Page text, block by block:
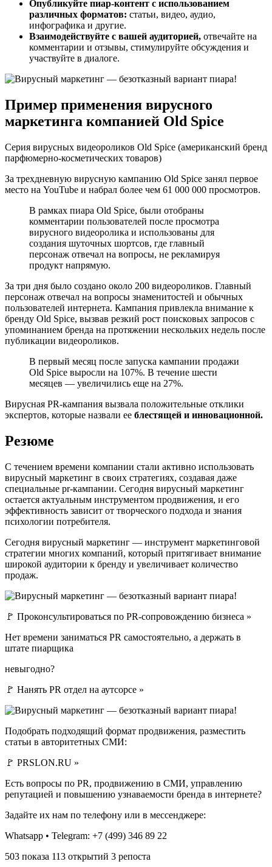
Опубликуйте пиар-контент с использованием
различных форматов: статьи, видео, аудио,
инфографика и другие.
Взаимодействуйте с вашей аудиторией, отвечайте на
комментарии и отзывы, стимулируйте обсуждения и
участвуйте в диалоге.
Пример применения вирусного
маркетинга компанией Old Spice
Серия вирусных видеороликов Old Spice (американский бренд
парфюмерно-косметических товаров)
За трехдневную вирусную кампанию Old Spice занял первое
место на YouTube и набрал более чем 61 000 000 просмотров.
В рамках пиара Old Spice, были отобраны
комментарии пользователей после просмотра
вирусного видеоролика и использованы для
создания шуточных шортсов, где главный
персонаж отвечал на вопросы, не рекламируя
продукт напрямую.
За три дня было создано около 200 видеороликов. Главный
персонаж отвечал на вопросы знаменитостей и обычных
пользователей интернета. Кампания привлекла внимание к
бренду Old Spice, вызвав резкий рост поисковых запросов с
упоминанием бренда на протяжении нескольких недель после
публикации видеороликов.
В первый месяц после запуска кампании продажи
Old Spice выросли на 107%. В течение шести
месяцев — увеличились еще на 27%.
Вирусная PR-кампания вызвала положительные отклики
экспертов, которые назвали ее блестящей и инновационной.
Резюме
С течением времени компании стали активно использовать
вирусный маркетинг в своих стратегиях, создавая даже
специальные pr-кампании. Сегодня вирусный маркетинг
остается актуальным инструментом продвижения, и его
эффективность зависит от творческого подхода и знания
психологии потребителя.
Сегодня вирусный маркетинг — инструмент маркетинговой
стратегии многих компаний, который притягивает внимание
широкой аудитории к бренду и увеличивает количество
продаж.
🚩 Проконсультироваться по PR-сопровождению бизнеса »
Нет времени заниматься PR самостоятельно, а держать в
штате пиарщика
невыгодно?
🚩 Нанять PR отдел на аутсорсе »
Подобрать подходящий формат продвижения, разместить
статьи в авторитетных СМИ:
🚩 PRSLON.RU »
Есть вопросы по PR, продвижению в СМИ, управлению
репутацией и повышению узнаваемости бренда в интернете?
Задайте их нам по телефону или в мессенджере:
Whatsapp • Telegram: +7 (499) 346 89 22
503 показа 113 открытий 3 репоста